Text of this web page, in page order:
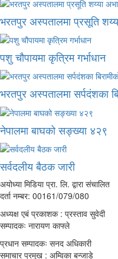
भरतपुर अस्पतालमा प्रसूति
पशु चौपायमा कृत्रिम गर्भाधान
भरतपुर अस्पतालमा सर्पदंशका
नेपालमा बाघको सङ्ख्या ४२९
सर्वदलीय बैठक जारी
अयोध्या मिडिया प्रा. लि. द्वारा संचालित
दर्ता नम्बर: 00161/079/080
अध्यक्ष एबं प्रकाशक : प्रस्ताव सुवेदी
सम्पादकः नारायण काफ्ले
प्रधान सम्पादकः सनद अधिकारी
समाचार प्रमुख : अम्विका बन्जाडे